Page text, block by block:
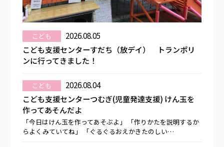
こども
2026.08.05
こども支援センターすだち（放デイ） トランポリ
ンに行ってきました！
こども
2026.08.04
こども支援センターつむぎ(児童発達支援) けん玉を
作ってあそんだよ
「今日はけん玉を作ってあそぶよ」 「作りかたを説明するか
らよくみていてね」 「ぐるぐるおえかきたのしい…